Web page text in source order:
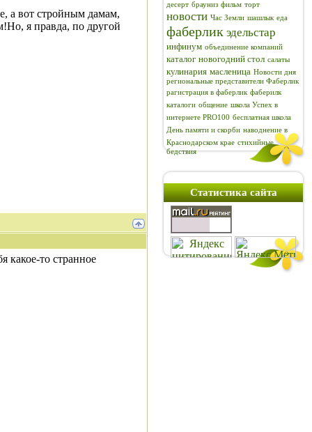
а вот стройным дамам,
я правда, по другой
какое-то странное
десерт брауниз фильм торт
новости Час Земли шашлык еда
фаберлик эдельстар
инфинум объединение компаний
каталог новогодний стол салаты
кулинария масленица Новости дня
региональные представители Фаберлик
рагистрация в фаберлик фаберилк
каталоги общение школа Успех в
интернете PRO100 бесплатная школа
День памяти и скорби наводнение в
Краснодарском крае стихийные
бедствия
Статистика сайта